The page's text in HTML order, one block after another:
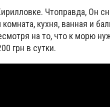
Чтоправда, Он
кухня, ванная и
на то, что к морю
грн в сутки.